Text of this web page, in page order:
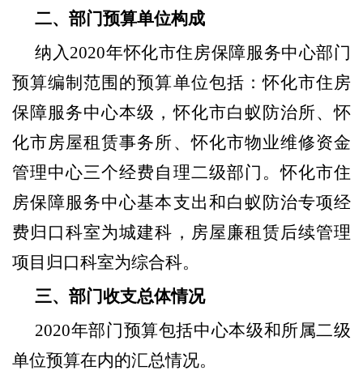
二、部门预算单位构成
纳入2020年怀化市住房保障服务中心部门
预算编制范围的预算单位包括：怀化市住房
保障服务中心本级，怀化市白蚁防治所、怀
化市房屋租赁事务所、怀化市物业维修资金
管理中心三个经费自理二级部门。怀化市住
房保障服务中心基本支出和白蚁防治专项经
费归口科室为城建科，房屋廉租赁后续管理
项目归口科室为综合科。
三、部门收支总体情况
2020年部门预算包括中心本级和所属二级
单位预算在内的汇总情况。